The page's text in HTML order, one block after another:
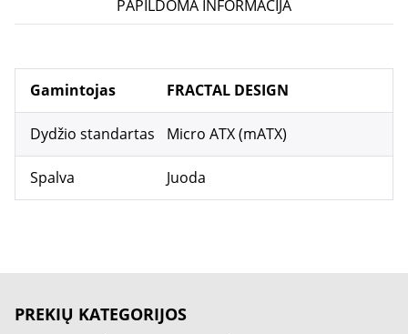
PAPILDOMA INFORMACIJA
Gamintojas FRACTAL DESIGN
Dydžio standartas Micro ATX (mATX)
Spalva Juoda
PREKIŲ KATEGORIJOS